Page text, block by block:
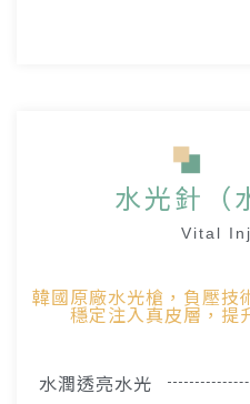
水光針（
Vital
韓國原廠水光槍，負壓技
穩定注入真皮層，提
水潤透亮水光